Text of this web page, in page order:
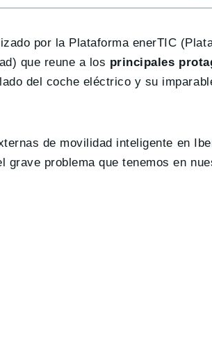
por la Plataforma enerTIC
que reune a los principales
del coche eléctrico y su
de movilidad inteligente en
problema que tenemos en